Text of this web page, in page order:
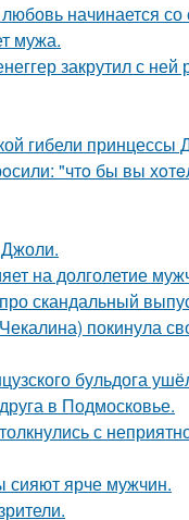
начинается со
мужа.
закрутил с
гибели принцессы
"чтo бы вы
на долголетие
скандальный
покинула
бульдога
в Подмосковье.
с
сияют ярче мужчин.